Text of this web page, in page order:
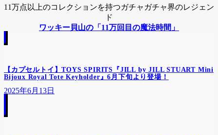
11万点以上のコレクションを持つガチャガチャ界のレジェン
ド
ワッキー貝山の「11万回目の魔法時間」
【カプセルトイ】TOYS SPIRITS『JILL by JILL STUART Mini
Bijoux Royal Tote Keyholder』6月下旬より登場！
2025年6月13日